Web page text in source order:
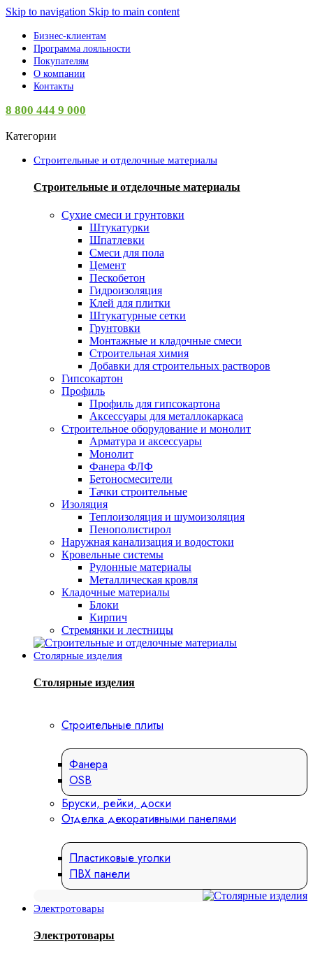
Skip to navigation Skip to main content
Бизнес-клиентам
Программа лояльности
Покупателям
О компании
Контакты
8 800 444 9 000
Категории
Строительные и отделочные материалы
Строительные и отделочные материалы
Сухие смеси и грунтовки
Штукатурки
Шпатлевки
Смеси для пола
Цемент
Пескобетон
Гидроизоляция
Клей для плитки
Штукатурные сетки
Грунтовки
Монтажные и кладочные смеси
Строительная химия
Добавки для строительных растворов
Гипсокартон
Профиль
Профиль для гипсокартона
Аксессуары для металлокаркаса
Строительное оборудование и монолит
Арматура и аксессуары
Монолит
Фанера ФЛФ
Бетоносмесители
Тачки строительные
Изоляция
Теплоизоляция и шумоизоляция
Пенополистирол
Наружная канализация и водостоки
Кровельные системы
Рулонные материалы
Металлическая кровля
Кладочные материалы
Блоки
Кирпич
Стремянки и лестницы
Столярные изделия
Столярные изделия
Строительные плиты
Фанера
OSB
Бруски, рейки, доски
Отделка декоративными панелями
Пластиковые уголки
ПВХ панели
Электротовары
Электротовары